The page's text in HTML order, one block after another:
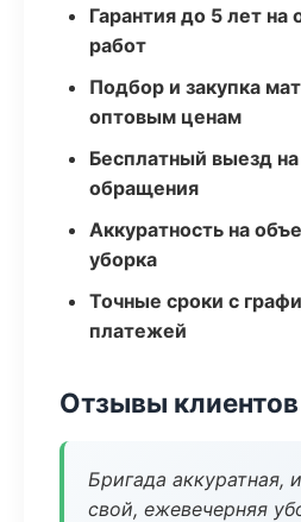
Гарантия до 5 лет
работ
Подбор и закупка
оптовым ценам
Бесплатный выезд
обращения
Аккуратность на
уборка
Точные сроки с
платежей
Отзывы клиентов
Бригада аккуратная,
свой, ежевечерняя